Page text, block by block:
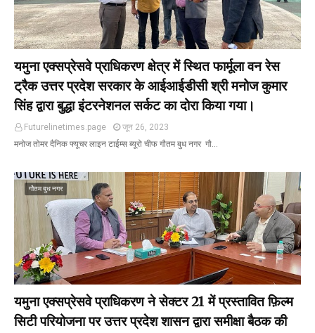
यमुना एक्सप्रेसवे प्राधिकरण क्षेत्र में स्थित फार्मूला वन रेस
ट्रैक उत्तर प्रदेश सरकार के आईआईडीसी श्री मनोज कुमार
सिंह द्वारा बुद्धा इंटरनेशनल सर्कट का दोरा किया गया।
Futurelinetimes.page
जून 26, 2023
मनोज तोमर दैनिक फ्यूचर लाइन टाईम्स ब्यूरो चीफ गौतम बुध नगर गौ…
गौतम बुध नगर
यमुना एक्सप्रेसवे प्राधिकरण ने सेक्टर 21 में प्रस्तावित फ़िल्म
सिटी परियोजना पर उत्तर प्रदेश शासन द्वारा समीक्षा बैठक की